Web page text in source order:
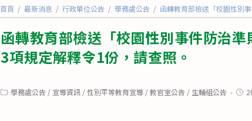
首頁 / 最新消息 / 行政單位公告 / 學務處公告 / 函轉教育部檢送「校園性別
函轉教育部檢送「校園性別事件防治
3項規定解釋令1份，請查照。
Post學務處公告 / 宣導資訊 / 性別平等教育宣導 / 教官室公告 / 生輔組公告
Post